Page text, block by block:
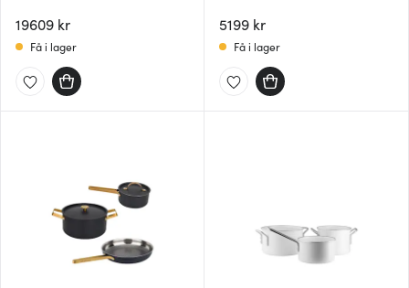
19609 kr
Få i lager
5199 kr
Få i lager